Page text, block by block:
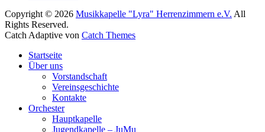
Copyright © 2026 Musikkapelle "Lyra" Herrenzimmern e.V. All
Rights Reserved.
Catch Adaptive von Catch Themes
oben
scrollen
Startseite
Über uns
Vorstandschaft
Vereinsgeschichte
Kontakte
Orchester
Hauptkapelle
Jugendkapelle – JuMu